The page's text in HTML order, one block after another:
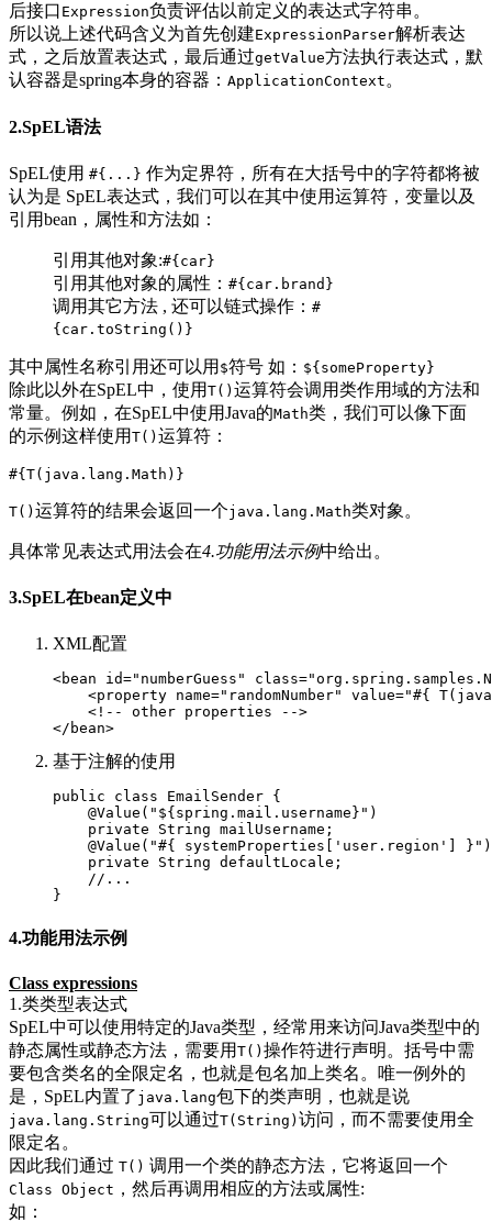
后接口 Expression负责评估以前定义的表达式字符串。
所以说上述代码含义为首先创建ExpressionParser解析表达
式，之后放置表达式，最后通过getValue方法执行表达式，默
认容器是spring本身的容器： ApplicationContext 。
2.SpEL语法
SpEL使用 #{...} 作为定界符，所有在大括号中的字符都将被
认为是 SpEL表达式，我们可以在其中使用运算符，变量以及
引用bean，属性和方法如：
引用其他对象:#{car}
引用其他对象的属性： #{car.brand}
调用其它方法 , 还可以链式操作： #
{car.toString()}
其中属性名称引用还可以用 $符号 如： ${someProperty}
除此以外在SpEL中，使用 T() 运算符会调用类作用域的方法和
常量。例如，在SpEL中使用Java的Math类，我们可以像下面
的示例这样使用 T() 运算符：
#{T(java.lang.Math)}
T() 运算符的结果会返回一个java.lang.Math类对象。
具体常见表达式用法会在4.功能用法示例中给出。
3.SpEL在bean定义中
XML配置
<bean id="numberGuess"
<property name="randomNumber" value="#{
    <!-- other properties -->
</bean>
基于注解的使用
public class EmailSender {
    @Value("${spring.mail.username}")
    private String mailUsername;
@Value("#{
    private String defaultLocale;
    //...
}
4.功能用法示例
Class expressions
1.类类型表达式
SpEL中可以使用特定的Java类型，经常用来访问Java类型中的
静态属性或静态方法，需要用 T() 操作符进行声明。括号中需
要包含类名的全限定名，也就是包名加上类名。唯一例外的
是，SpEL内置了 java.lang包下的类声明，也就是说
java.lang.String可以通过T(String) 访问，而不需要使用全
限定名。
因此我们通过 T() 调用一个类的静态方法，它将返回一个
Class Object ，然后再调用相应的方法或属性:
如：